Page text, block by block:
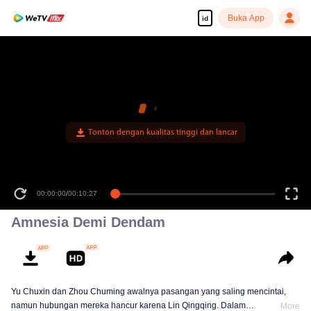
id Buka App
Tonton dengan kualitas tinggi dan lancar
00:00:00/00:10:27
Amnesia Demi Dendam
Yu Chuxin dan Zhou Chuming awalnya pasangan yang saling mencintai,
namun hubungan mereka hancur karena Lin Qingqing. Dalam
More